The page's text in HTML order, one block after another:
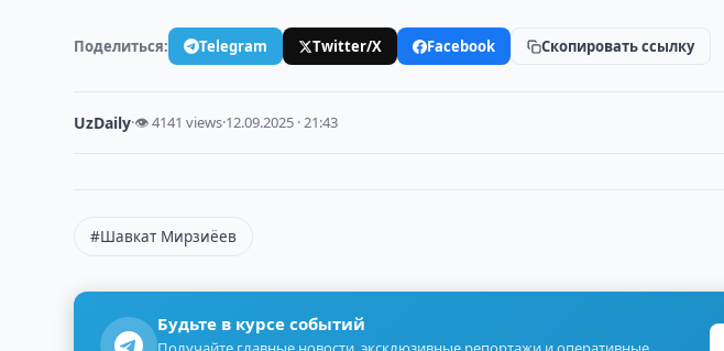
Поделиться: Telegram Twitter/X Facebook Скопировать ссылку
UzDaily·👁 4141 views·12.09.2025 · 21:43
#Шавкат Мирзиёев
Будьте в курсе событий